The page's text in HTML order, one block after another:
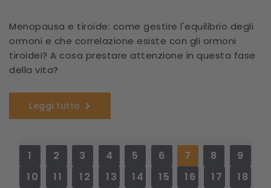
Menopausa e tiroide: come gestire l'equilibrio degli
ormoni e che correlazione esiste con gli ormoni
tiroidei? A cosa prestare attenzione in questa fase
della vita?
Leggi tutto
1 2 3 4 5 6 7 8
9
10
11 12 13 14 15 16 17
18